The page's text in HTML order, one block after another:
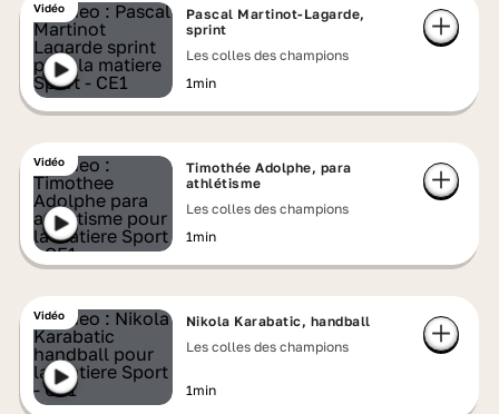
Vidéo
Pascal Martinot-Lagarde,
sprint
Les colles des champions
1min
Vidéo
Timothée Adolphe, para
athlétisme
Les colles des champions
1min
Vidéo
Nikola Karabatic, handball
Les colles des champions
1min